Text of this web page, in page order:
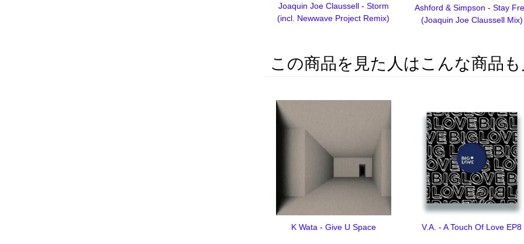
Joaquin Joe Claussell - Storm
(incl. Newwave Project Remix)
Ashford & Simpson - Stay
(Joaquin Joe Claussell Mix)
この商品を見た人はこんな商品
K Wata - Give U Space V.A. - A Touch Of Love EP8